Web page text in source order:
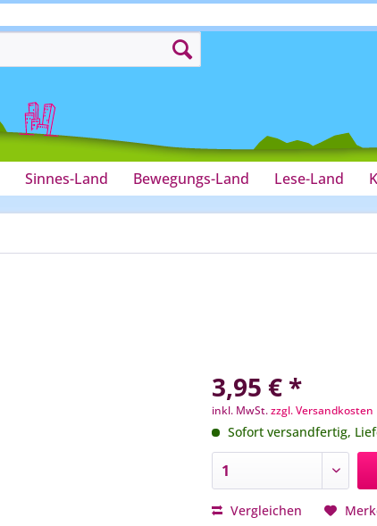
Sinnes-Land Bewegungs-Land Lese-Land
3,95 € *
inkl. MwSt.zzgl. Versandkosten
Sofort versandfertig,
Vergleichen